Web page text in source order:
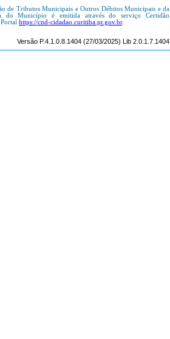
de Tributos Municipais e Outros Débitos Municipais e da
do Município é emitida através do serviço Certidão
https://cnd-cidadao.curitiba.pr.gov.br.
Versão P.4.1.0.8.1404 (27/03/2025) Lib 2.0.1.7.1404